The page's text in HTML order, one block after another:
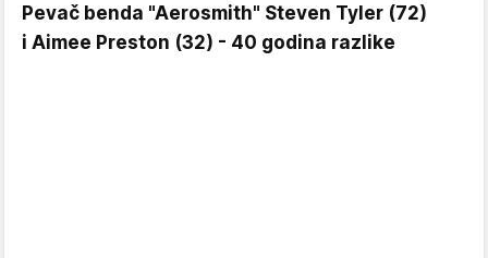
Pevač benda "Aerosmith" Steven Tyler (72)
i Aimee Preston (32) - 40 godina razlike